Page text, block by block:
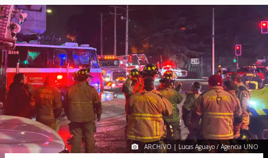
ARCHIVO | Lucas Aguayo / Agencia UNO